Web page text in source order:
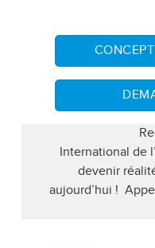
Regardez
International de
devenir
aujourd’hui !